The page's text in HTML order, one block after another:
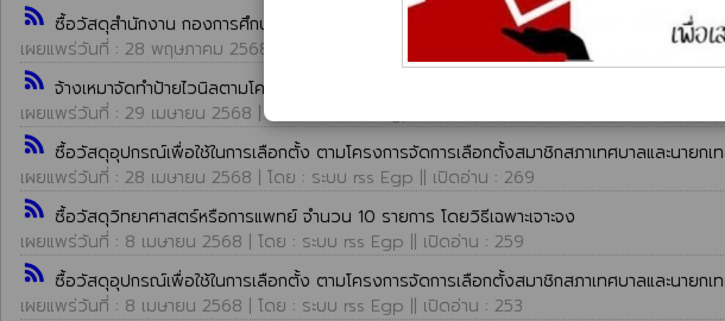
rss_feed ซื้อวัสดุสำนักงาน กองการศึกษา จำนวน 21 รายการ โดยวิธีเฉพาะเจาะจง
เผยแพร่วันที่ : 28 พฤษภาคม 2568 | โดย : ระบบ rss Egp || เปิดอ่าน : 232
rss_feed จ้างเหมาจัดทำป้ายไวนิลตามโครงการจัดการเลือกตั้งสมาชิกสภาเทศบาลและนายกเทศมนตรีตำบล
เผยแพร่วันที่ : 29 เมษายน 2568 | โดย : ระบบ rss Egp || เปิดอ่าน : 251
rss_feed ซื้อวัสดุอุปกรณ์เพื่อใช้ในการเลือกตั้ง ตามโครงการจัดการเลือกตั้งสมาชิกสภาเทศบาลและนายก
เผยแพร่วันที่ : 28 เมษายน 2568 | โดย : ระบบ rss Egp || เปิดอ่าน : 269
rss_feed ซื้อวัสดุวิทยาศาสตร์หรือการแพทย์ จำนวน 10 รายการ โดยวิธีเฉพาะเจาะจง
เผยแพร่วันที่ : 8 เมษายน 2568 | โดย : ระบบ rss Egp || เปิดอ่าน : 259
rss_feed ซื้อวัสดุอุปกรณ์เพื่อใช้ในการเลือกตั้ง ตามโครงการจัดการเลือกตั้งสมาชิกสภาเทศบาลและนายก
เผยแพร่วันที่ : 8 เมษายน 2568 | โดย : ระบบ rss Egp || เปิดอ่าน : 253